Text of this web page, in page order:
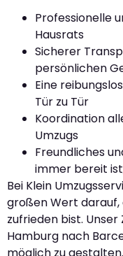
Professionelle
Hausrats
Sicherer
persönlichen
Eine
Tür zu Tür
Koordination
Umzugs
Freundliches
immer bereit
Bei Klein
großen Wert darauf,
zufrieden bist. Unser
Hamburg nach
möglich zu